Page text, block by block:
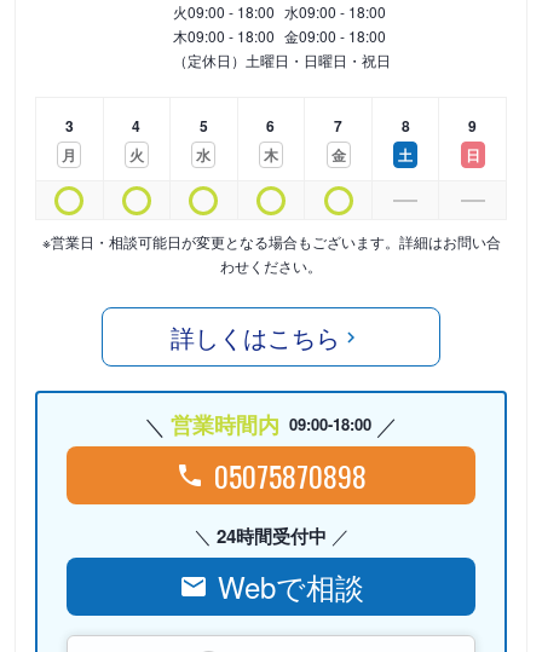
火09:00 - 18:00 水09:00 - 18:00
木09:00 - 18:00 金09:00 - 18:00
（定休日）土曜日・日曜日・祝日
3
月
4
火
5
水
6
木
7
金
8
土
9
日
※営業日・相談可能日が変更となる場合もございます。詳細はお問い合
わせください。
詳しくはこちら
営業時間内 09:00-18:00
05075870898
24時間受付中
Webで相談